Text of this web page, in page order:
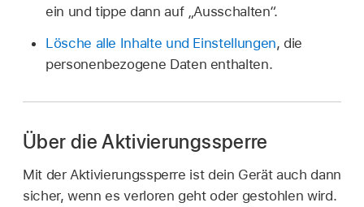
ein und tippe dann auf „Ausschalten“.
Lösche alle Inhalte und Einstellungen, die
personenbezogene Daten enthalten.
Über die Aktivierungssperre
Mit der Aktivierungssperre ist dein Gerät auch dann
sicher, wenn es verloren geht oder gestohlen wird.